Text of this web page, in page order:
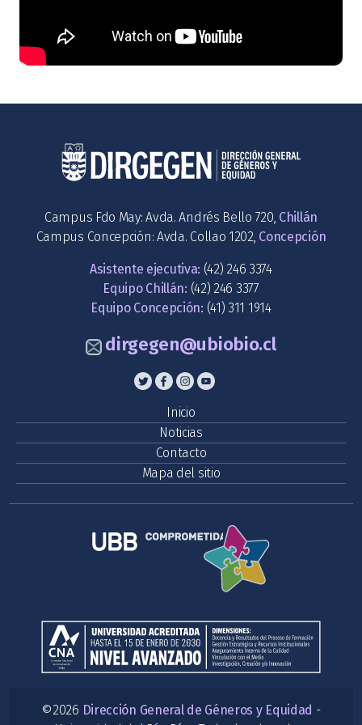
Campus Fdo May: Avda. Andrés Bello 720, Chillán
Campus Concepción: Avda. Collao 1202, Concepción
Asistente ejecutiva: (42) 246 3374
Equipo Chillán: (42) 246 3377
Equipo Concepción: (41) 311 1914
dirgegen@ubiobio.cl
Inicio
Noticias
Contacto
Mapa del sitio
©2026 Dirección General de Géneros y Equidad -